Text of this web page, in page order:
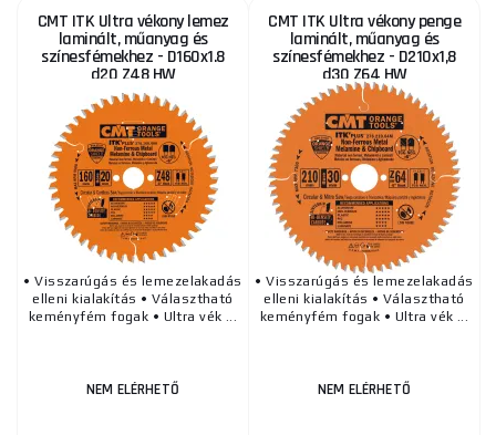
CMT ITK Ultra vékony lemez
laminált, műanyag és
színesfémekhez - D160x1.8
d20 Z48 HW
• Visszarúgás és lemezelakadás
elleni kialakítás • Választható
keményfém fogak • Ultra vék ...
NEM ELÉRHETŐ
CMT ITK Ultra vékony penge
laminált, műanyag és
színesfémekhez - D210x1,8
d30 Z64 HW
• Visszarúgás és lemezelakadás
elleni kialakítás • Választható
keményfém fogak • Ultra vék ...
NEM ELÉRHETŐ